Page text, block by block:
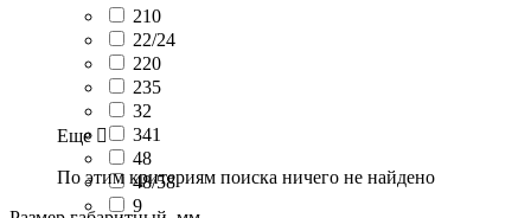
210
22/24
220
235
32
341
48
48/58
9
Еще 
По этим критериям поиска ничего не найдено